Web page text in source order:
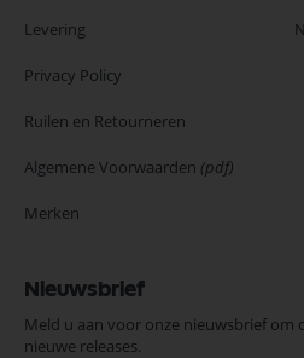
Levering
Privacy Policy
Ruilen en Retourneren
Algemene Voorwaarden (pdf)
Merken
Nieuwsbrief
Meld u aan voor onze nieuwsbrief om
nieuwe releases.